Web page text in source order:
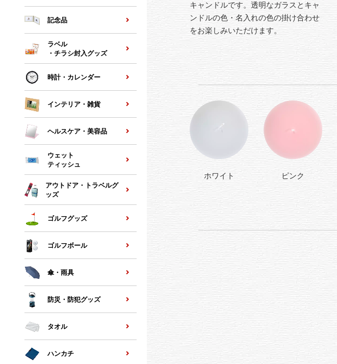
キャンドルです。透明なガラスとキャ
ンドルの色・名入れの色の掛け合わせ
をお楽しみいただけます。
ホワイト ピンク
記念品
ラベル
・チラシ封入グッズ
時計・カレンダー
インテリア・雑貨
ヘルスケア・美容品
ウェット
ティッシュ
アウトドア・トラベルグ
ッズ
ゴルフグッズ
ゴルフボール
傘・雨具
防災・防犯グッズ
タオル
ハンカチ